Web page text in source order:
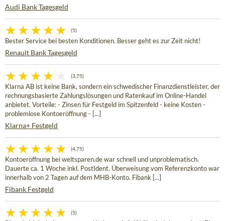
Audi Bank Tagesgeld
(5)
Bester Service bei besten Konditionen. Besser geht es zur Zeit nicht!
Renault Bank Tagesgeld
(3,75)
Klarna AB ist keine Bank, sondern ein schwedischer Finanzdienstleister, der
rechnungsbasierte Zahlungslösungen und Ratenkauf im Online-Handel
anbietet. Vorteile: - Zinsen für Festgeld im Spitzenfeld - keine Kosten -
problemlose Kontoeröffnung - [...]
Klarna+ Festgeld
(4,75)
Kontoeröffnung bei weltsparen.de war schnell und unproblematisch.
Dauerte ca. 1 Woche inkl. PostIdent. Überweisung vom Referenzkonto war
innerhalb von 2 Tagen auf dem MHB-Konto. Fibank [...]
Fibank Festgeld
(5)